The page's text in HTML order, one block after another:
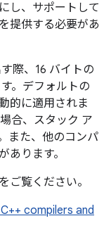
し、サポートして
提供する必要があ
際、16 バイトの
。デフォルトの
的に適用されま
合、スタック ア
また、他のコンパ
ります。
ご覧ください。
compilers and